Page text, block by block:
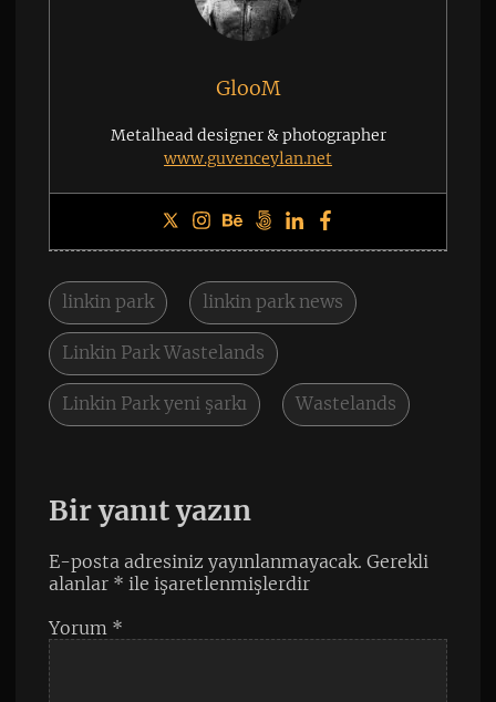
GlooM
Metalhead designer & photographer
www.guvenceylan.net
linkin park linkin park news
Linkin Park Wastelands
Linkin Park yeni şarkı Wastelands
Bir yanıt yazın
E-posta adresiniz yayınlanmayacak. Gerekli
alanlar * ile işaretlenmişlerdir
Yorum *